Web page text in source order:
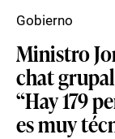
Ministro
chat
“Hay 179
es muy
Gobierno